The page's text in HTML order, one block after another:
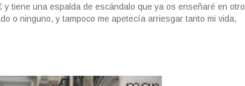
tiene una espalda de escándalo que ya os enseñaré en otro
o ninguno, y tampoco me apetecía arriesgar tanto mi vida,